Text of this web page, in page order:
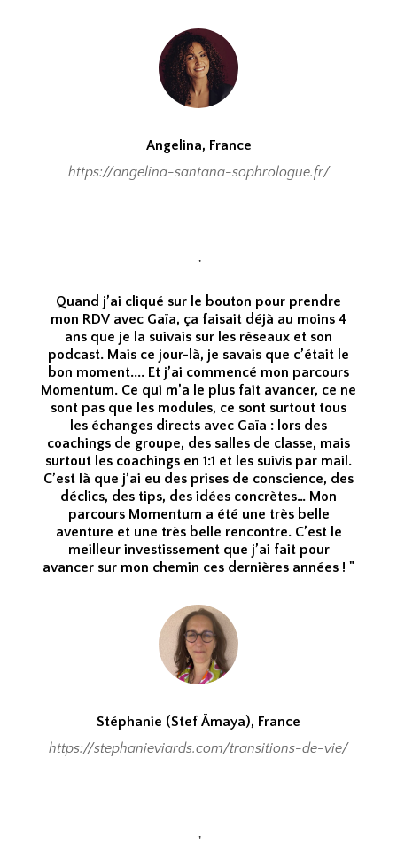
Angelina, France
https://angelina-santana-sophrologue.fr/
"
Quand j’ai cliqué sur le bouton pour prendre
mon RDV avec Gaïa, ça faisait déjà au moins 4
ans que je la suivais sur les réseaux et son
podcast. Mais ce jour-là, je savais que c’était le
bon moment.... Et j’ai commencé mon parcours
Momentum. Ce qui m’a le plus fait avancer, ce ne
sont pas que les modules, ce sont surtout tous
les échanges directs avec Gaïa : lors des
coachings de groupe, des salles de classe, mais
surtout les coachings en 1:1 et les suivis par mail.
C’est là que j’ai eu des prises de conscience, des
déclics, des tips, des idées concrètes… Mon
parcours Momentum a été une très belle
aventure et une très belle rencontre. C’est le
meilleur investissement que j’ai fait pour
avancer sur mon chemin ces dernières années ! "
Stéphanie (Stef Ämaya), France
https://stephanieviards.com/transitions-de-vie/
"